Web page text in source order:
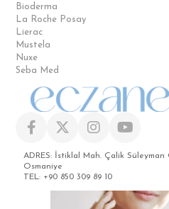
Bioderma
La Roche Posay
Lierac
Mustela
Nuxe
Seba Med
ADRES: İstiklal Mah. Çalik
Osmaniye
TEL: +90 850 309 89 10